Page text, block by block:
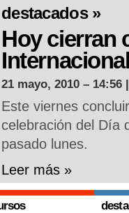
destacados »
Hoy cierran
21 mayo, 2010 – 14:56
Este viernes
celebración del Día
pasado lunes.
Leer más »